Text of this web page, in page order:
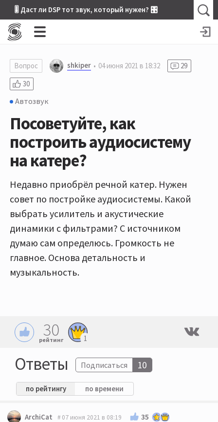
🎚 Даст ли DSP тот звук, который нужен? 🎛
Вопрос shkiper 04 июня 2021 в 18:32
29
30
Автозвук
Посоветуйте, как
построить аудиосистему
на катере?
Недавно приобрёл речной катер. Нужен
совет по постройке аудиосистемы. Какой
выбрать усилитель и акустические
динамики с фильтрами? С источником
думаю сам определюсь. Громкость не
главное. Основа детальность и
музыкальность.
30
рейтинг 1
Ответы Подписаться 10
по рейтингу по времени
ArchiCat 07 июня 2021 в 08:19 35